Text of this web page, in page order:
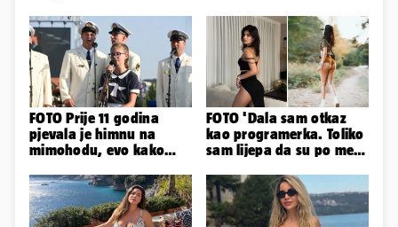
FOTO Prije 11 godina
pjevala je himnu na
mimohodu, evo kako
Negovetić
FOTO 'Dala sam otkaz
kao programerka. Toliko
sam lijepa da su po meni